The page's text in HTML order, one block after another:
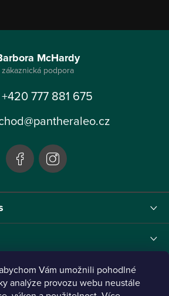
Vám umožnili pohodlné
analýze provozu webu neustále
McHardy
+420 777 881 675
@pantheraleo.cz